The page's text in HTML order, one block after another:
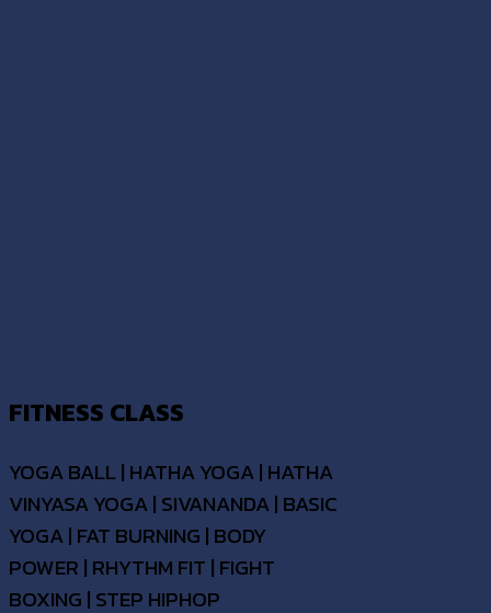
FITNESS CLASS
YOGA BALL | HATHA YOGA | HATHA
VINYASA YOGA | SIVANANDA | BASIC
YOGA | FAT BURNING | BODY
POWER | RHYTHM FIT | FIGHT
BOXING | STEP HIPHOP